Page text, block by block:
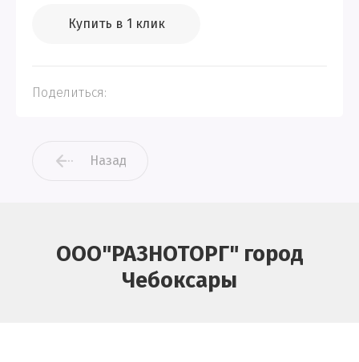
Купить в 1 клик
Поделиться:
Назад
ООО"РАЗНОТОРГ" город
Чебоксары